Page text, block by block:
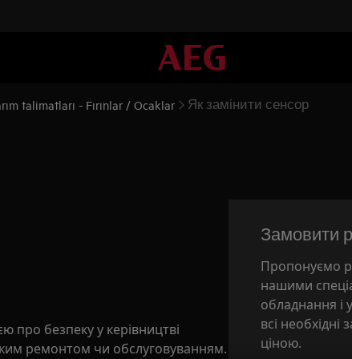
talimatları - Fırınlar / Ocaklar Як замінити сенсор
про безпеку у керівництві
ремонтом чи обслуговуванням.
Замовити
Пропонуємо
нашими
обладнання і
всі
ціною.